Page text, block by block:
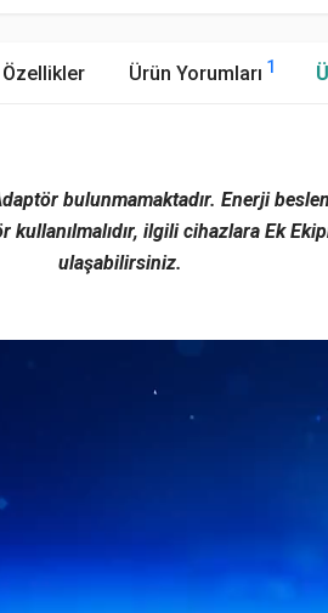
Ürün Yorumları 1
bulunmamaktadır. Enerji
kullanılmalıdır, ilgili cihazlara Ek
ulaşabilirsiniz.